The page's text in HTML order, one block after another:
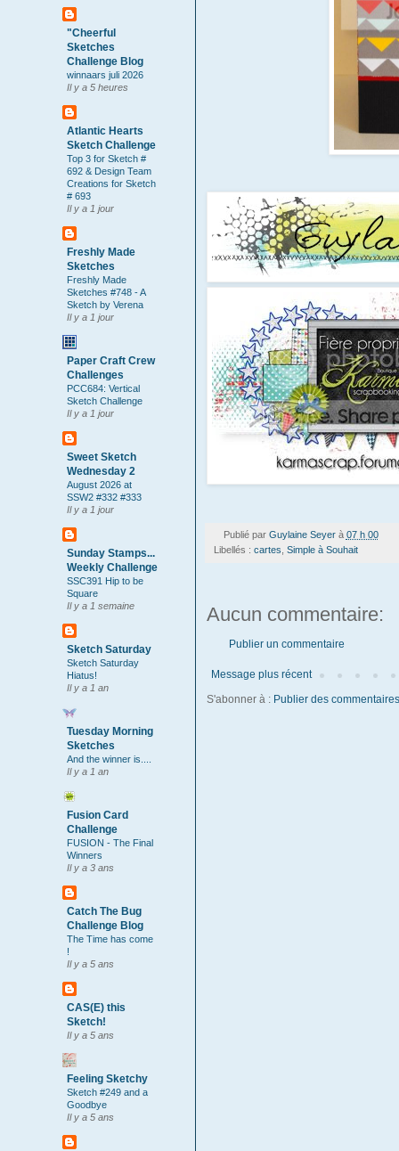
Publié par Guylaine Seyer à 07 h 00
Libellés : cartes Simple à Souhait
Aucun commentaire:
Publier un commentaire
Message plus récent
S'abonner à : Publier des
"Cheerful
Sketches
Challenge Blog
winnaars juli 2026
Il y a 5 heures
Atlantic Hearts
Sketch Challenge
Top 3 for Sketch #
692 & Design Team
Creations for Sketch
# 693
Il y a 1 jour
Freshly Made
Sketches
Freshly Made
Sketches #748 - A
Sketch by Verena
Il y a 1 jour
Paper Craft Crew
Challenges
PCC684: Vertical
Sketch Challenge
Il y a 1 jour
Sweet Sketch
Wednesday 2
August 2026 at
SSW2 #332 #333
Il y a 1 jour
Sunday Stamps...
Weekly Challenge
SSC391 Hip to be
Square
Il y a 1 semaine
Sketch Saturday
Sketch Saturday
Hiatus!
Il y a 1 an
Tuesday Morning
Sketches
And the winner is....
Il y a 1 an
Fusion Card
Challenge
FUSION - The Final
Winners
Il y a 3 ans
Catch The Bug
Challenge Blog
The Time has come
!
Il y a 5 ans
CAS(E) this
Sketch!
Il y a 5 ans
Feeling Sketchy
Sketch #249 and a
Goodbye
Il y a 5 ans